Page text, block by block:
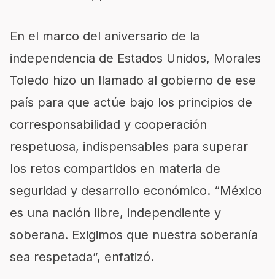
En el marco del aniversario de la
independencia de Estados Unidos, Morales
Toledo hizo un llamado al gobierno de ese
país para que actúe bajo los principios de
corresponsabilidad y cooperación
respetuosa, indispensables para superar
los retos compartidos en materia de
seguridad y desarrollo económico. “México
es una nación libre, independiente y
soberana. Exigimos que nuestra soberanía
sea respetada”, enfatizó.